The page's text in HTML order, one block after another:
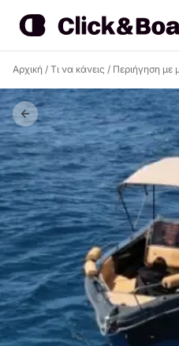
Αρχική / Τι να κάνεις / Περιήγηση με